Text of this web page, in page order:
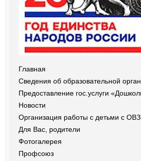
Главная
Сведения об образовательной
Предоставление гос.услуги
Новости
Организация работы с детьми с ОВЗ
Для Вас, родители
Фотогалерея
Профсоюз